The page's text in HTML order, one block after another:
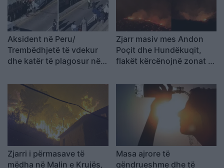
Aksident në Peru/
Trembëdhjetë të vdekur
dhe katër të plagosur në
dhe kamionit
Zjarr masiv mes Andon
Poçit dhe Hundëkuqit,
flakët kërcënojnë zonat e
Zjarri i përmasave të
mëdha në Malin e Krujës,
Masa ajrore të
qëndrueshme dhe të